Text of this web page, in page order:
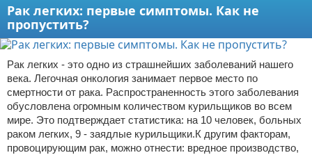
Рак легких: первые симптомы. Как не
пропустить?
Рак легких - это одно из страшнейших заболеваний нашего
века. Легочная онкология занимает первое место по
смертности от рака. Распространенность этого заболевания
обусловлена огромным количеством курильщиков во всем
мире. Это подтверждает статистика: на 10 человек, больных
раком легких, 9 - заядлые курильщики.К другим факторам,
провоцирующим рак, можно отнести: вредное производство,